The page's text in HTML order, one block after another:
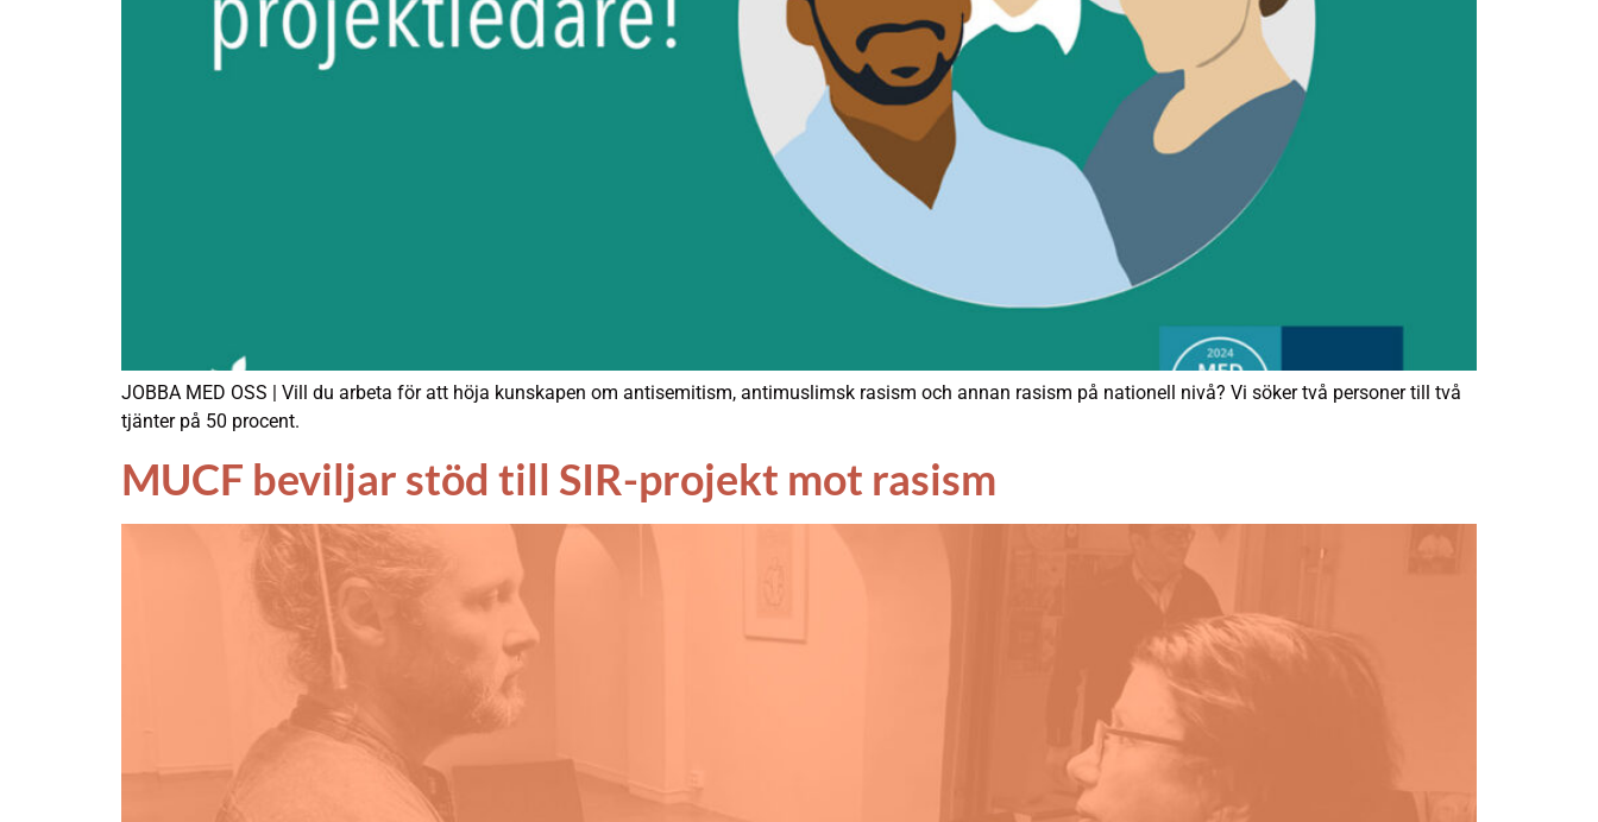
JOBBA MED OSS | Vill du arbeta för att höja kunskapen om antisemitism, antimuslimsk rasism och annan rasism på nationell nivå? Vi söker två personer till två
tjänter på 50 procent.
MUCF beviljar stöd till SIR-projekt mot rasism